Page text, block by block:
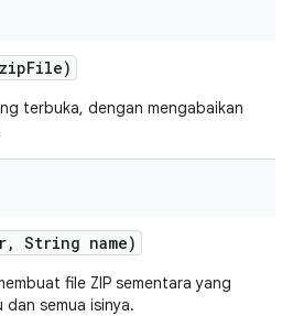
File)
terbuka, dengan mengabaikan
, String name)
file ZIP sementara yang
semua isinya.